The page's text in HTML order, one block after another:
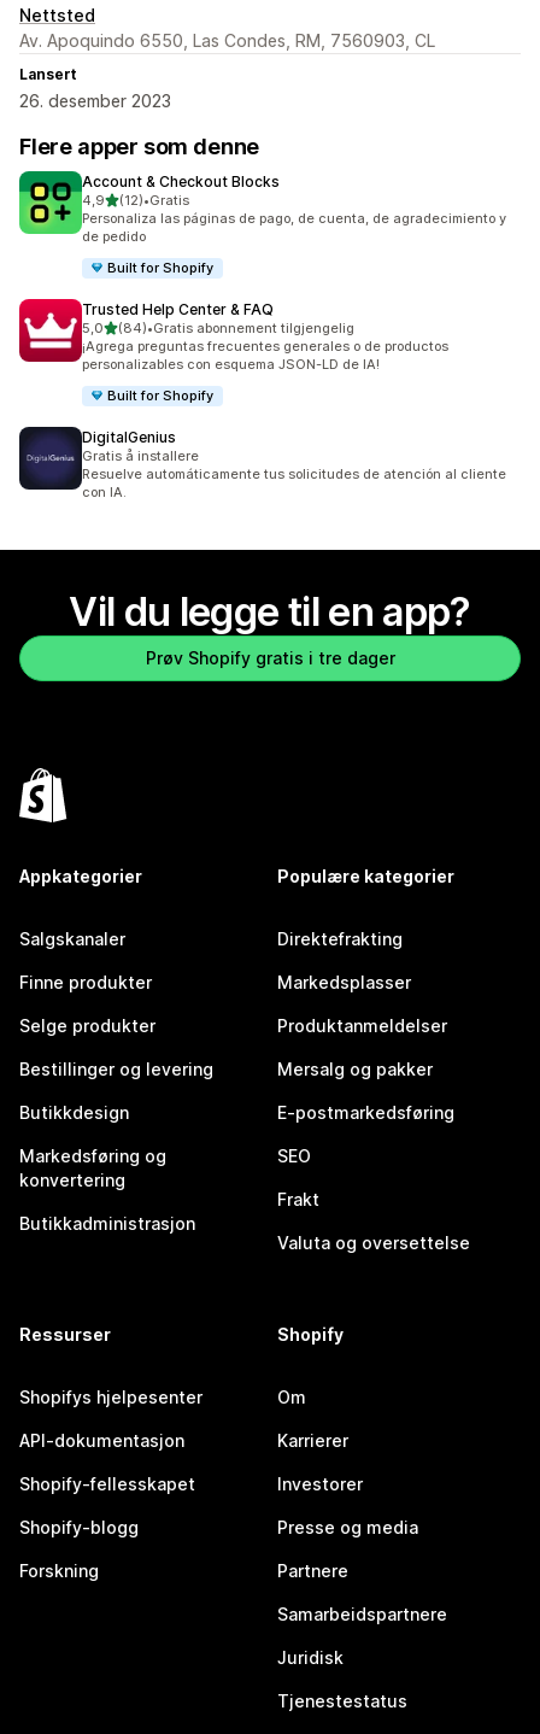
Nettsted
Av. Apoquindo 6550, Las Condes, RM, 7560903, CL
Lansert
26. desember 2023
Flere apper som denne
Account & Checkout Blocks
4,9av 5 stjerner
(12)
Totalt 12 omtaler
•Gratis
Personaliza las páginas de pago, de cuenta, de agradecimiento y
de pedido
Built for Shopify
Trusted Help Center & FAQ
5,0av 5 stjerner
(84)
Totalt 84 omtaler
•Gratis abonnement tilgjengelig
¡Agrega preguntas frecuentes generales o de productos
personalizables con esquema JSON-LD de IA!
Built for Shopify
DigitalGenius
Gratis å installere
Resuelve automáticamente tus solicitudes de atención al cliente
con IA.
Vil du legge til en app?
Prøv Shopify gratis i tre dager
Appkategorier
Salgskanaler
Finne produkter
Selge produkter
Bestillinger og levering
Butikkdesign
Markedsføring og
konvertering
Butikkadministrasjon
Populære kategorier
Direktefrakting
Markedsplasser
Produktanmeldelser
Mersalg og pakker
E-postmarkedsføring
SEO
Frakt
Valuta og oversettelse
Ressurser
Shopifys hjelpesenter
API-dokumentasjon
Shopify-fellesskapet
Shopify-blogg
Forskning
Shopify
Om
Karrierer
Investorer
Presse og media
Partnere
Samarbeidspartnere
Juridisk
Tjenestestatus